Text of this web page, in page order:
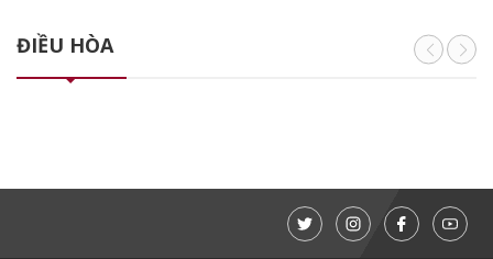
ĐIỀU HÒA